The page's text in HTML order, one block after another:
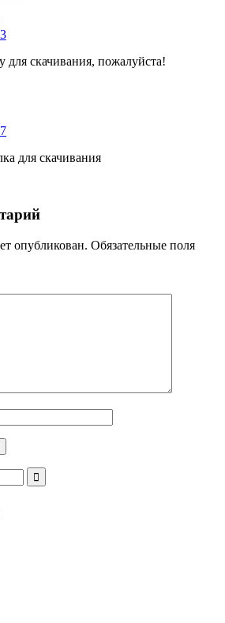
для скачивания, пожалуйста!
для скачивания
опубликован. Обязательные поля